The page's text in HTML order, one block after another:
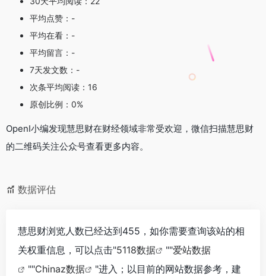
平均点赞：-
平均在看：-
平均留言：-
7天发文数：-
次条平均阅读：16
原创比例：0%
OpenI小编发现慧思财在财经领域非常受欢迎，微信扫描慧思财
的二维码关注公众号查看更多内容。
数据评估
慧思财浏览人数已经达到455，如你需要查询该站的相
关权重信息，可以点击"5118数据 ""爱站数据
""Chinaz数据
"进入；以目前的网站数据参考，建